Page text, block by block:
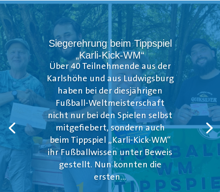
Siegerehrung beim Tippspiel
„Karli-Kick-WM“
Über 40 Teilnehmende aus der
Karlshöhe und aus Ludwigsburg
haben bei der diesjährigen
Fußball-Weltmeisterschaft
nicht nur bei den Spielen selbst
mitgefiebert, sondern auch
beim Tippspiel „Karli-Kick-WM“
ihr Fußballwissen unter Beweis
gestellt. Nun konnten die
ersten...